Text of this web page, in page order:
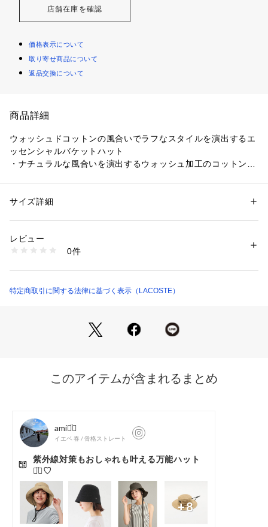
店舗在庫を確認
価格表示について
取り寄せ商品について
返品交換について
商品詳細
ウォッシュドコットンの風合いでラフなスタイルを演出するエ
ッセンシャルバケットハット
・ナチュラルな風合いを演出するウォッシュ加工のコットンツ
・サイドのワニロゴパッチだけに装飾を抑えたエッセンシャル
性別：レディース
素材：綿100％
商品番号：
RK093J-99 （ショップ）
サイズ詳細
レビュー
0件
特定商取引に関する法律に基づく表示（LACOSTE）